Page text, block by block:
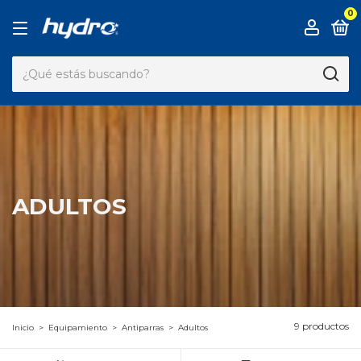
0
ADULTOS
Inicio > Equipamiento > Antiparras > Adultos 9 productos